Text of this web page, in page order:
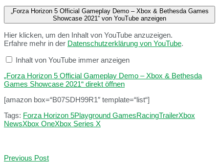
„Forza Horizon 5 Official Gameplay Demo – Xbox & Bethesda Games
Showcase 2021“ von YouTube anzeigen
Hier klicken, um den Inhalt von YouTube anzuzeigen.
Erfahre mehr in der Datenschutzerklärung von YouTube.
Inhalt von YouTube immer anzeigen
„Forza Horizon 5 Official Gameplay Demo – Xbox & Bethesda
Games Showcase 2021“ direkt öffnen
[amazon box=“B07SDH99R1″ template=“list“]
Tags: Forza Horizon 5Playground GamesRacingTrailerXbox
NewsXbox OneXbox Series X
Previous Post